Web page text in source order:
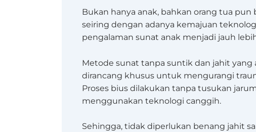
Bukan hanya anak, bahkan orang tua pun
seiring dengan adanya kemajuan
pengalaman sunat anak menjadi jauh
Metode sunat tanpa suntik dan jahit yang
dirancang khusus untuk mengurangi
Proses bius dilakukan tanpa tusukan
menggunakan teknologi canggih.
Sehingga, tidak diperlukan benang jahit